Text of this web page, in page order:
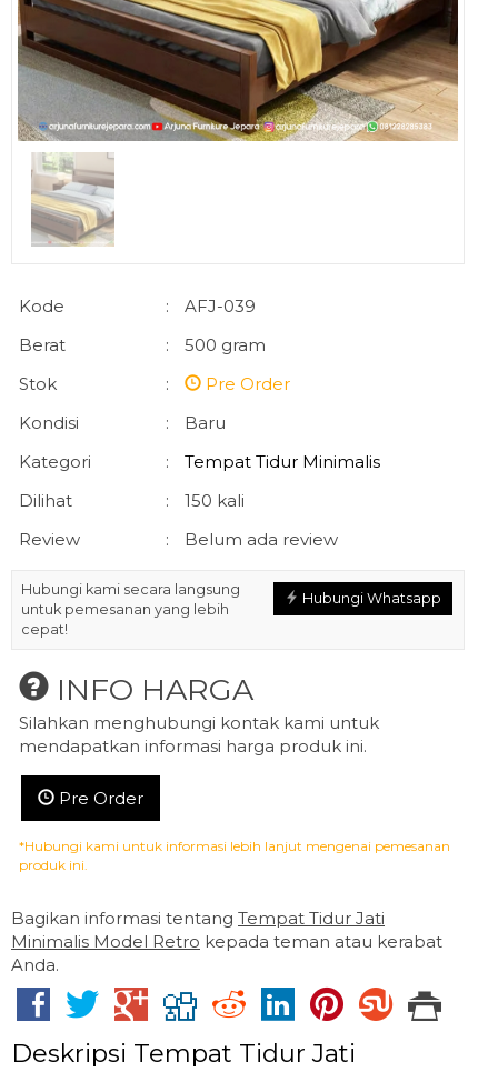
Kode :
AFJ-039
Berat
:
500 gram
Stok
:
Pre Order
Kondisi
:
Baru
Kategori
:
Tempat Tidur Minimalis
Dilihat
:
150 kali
Review
: Belum ada review
Hubungi Whatsapp
Hubungi kami secara langsung
untuk pemesanan yang lebih
cepat!
INFO HARGA
Silahkan menghubungi kontak kami untuk
mendapatkan informasi harga produk ini.
Pre Order
*Hubungi kami untuk informasi lebih lanjut mengenai pemesanan
produk ini.
Bagikan informasi tentang Tempat Tidur Jati
Minimalis Model Retro kepada teman atau kerabat
Anda.
Deskripsi Tempat Tidur Jati